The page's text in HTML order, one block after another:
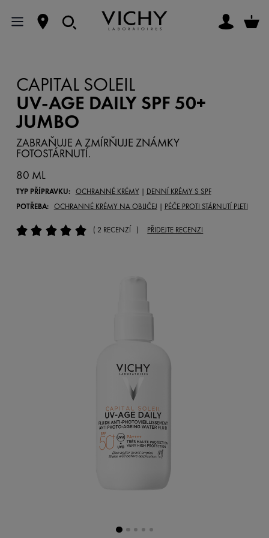
CAPITAL SOLEIL
UV-AGE DAILY SPF 50+
JUMBO
ZABRAŇUJE A ZMÍRŇUJE ZNÁMKY
FOTOSTÁRNUTÍ.
80 ML
TYP PŘÍPRAVKU: OCHRANNÉ KRÉMY| DENNÍ KRÉMY S SPF
POTŘEBA: OCHRANNÉ KRÉMY NA OBLIČEJ | PÉČE PROTI STÁRNUTÍ PLETI
( 2 RECENZÍ ) PŘIDEJTE RECENZI